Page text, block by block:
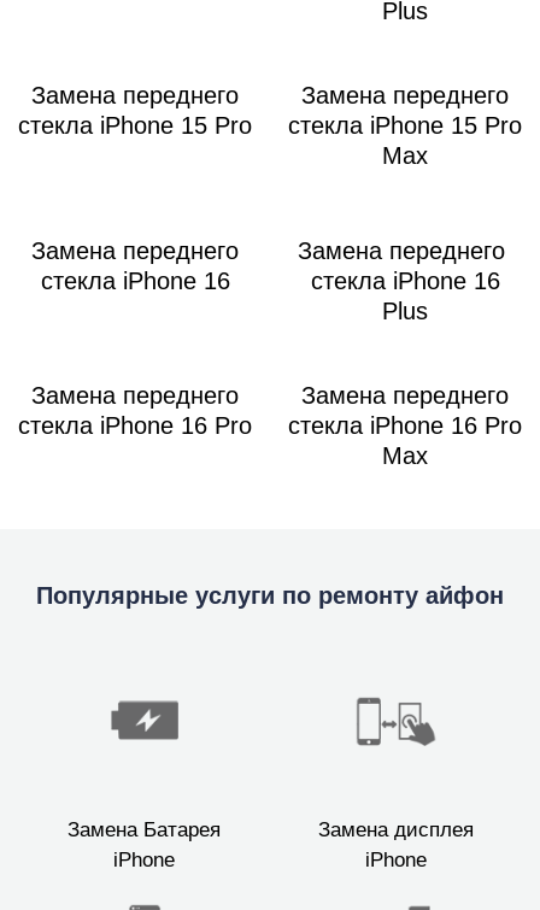
Plus
Замена переднего
стекла iPhone 15 Pro
Замена переднего
стекла iPhone 15 Pro
Max
Замена переднего
стекла iPhone 16
Замена переднего
стекла iPhone 16
Plus
Замена переднего
стекла iPhone 16 Pro
Замена переднего
стекла iPhone 16 Pro
Max
Популярные услуги по ремонту айфон
Замена Батарея
iPhone
Замена дисплея
iPhone